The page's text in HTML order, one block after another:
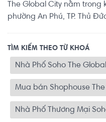
The Global City nằm
phường An Phú, TP. Thủ
TÌM KIẾM THEO TỪ KHOÁ
Nhà Phố Soho The
Mua bán Shophouse
Nhà Phố Thương Mại